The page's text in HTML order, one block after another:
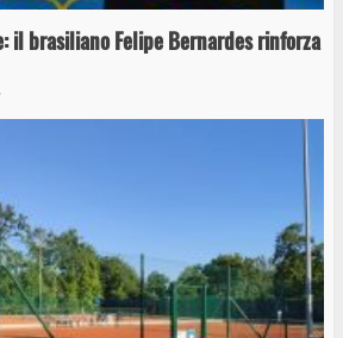
il brasiliano Felipe Bernardes rinforza